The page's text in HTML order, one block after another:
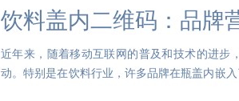
饮料盖内二维码：品牌
近年来，随着移动互联网的普及和技术的进步
动。特别是在饮料行业，许多品牌在瓶盖内嵌